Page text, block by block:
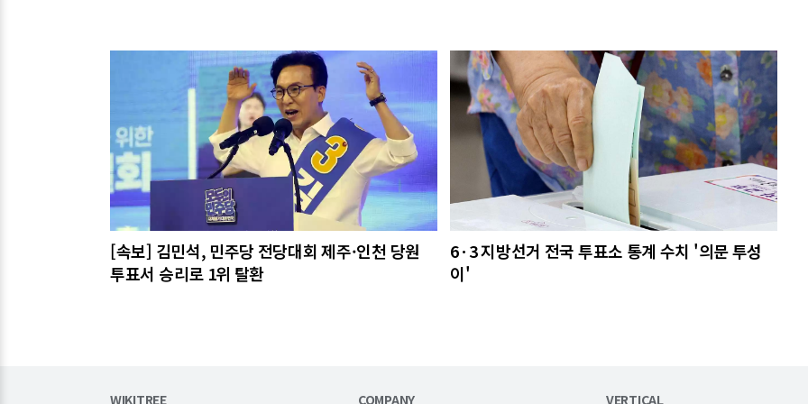
관련기사
[속보] 김민석, 민주당 전당대회 제주·인천 당원
투표서 승리로 1위 탈환
6·3 지방선거 전국 투표소 통계 수치 '의문 투성
이'
WIKITREE COMPANY VERTICAL